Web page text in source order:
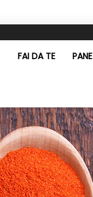
FAI DA TE PANE